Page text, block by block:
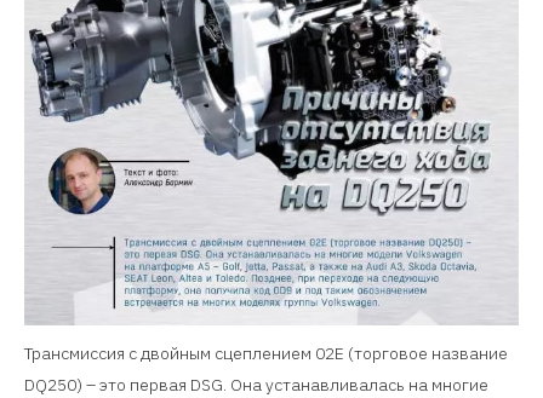
Трансмиссия с двойным сцеплением 02E (торговое название
DQ250) – это первая DSG. Она устанавливалась на многие